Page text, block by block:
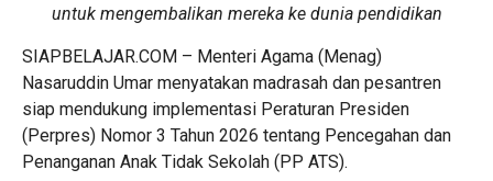
untuk mengembalikan mereka ke dunia pendidikan
SIAPBELAJAR.COM – Menteri Agama (Menag)
Nasaruddin Umar menyatakan madrasah dan pesantren
siap mendukung implementasi Peraturan Presiden
(Perpres) Nomor 3 Tahun 2026 tentang Pencegahan dan
Penanganan Anak Tidak Sekolah (PP ATS).